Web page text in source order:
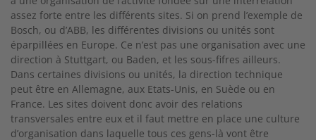
assez forte entre les différents sites. Si on prend l’exemple de
Bosch, ou d’ABB, les différentes divisions ou unités sont
éparpillées en Europe. Ce n’est pas une organisation avec une
direction à Stuttgart, ou Baden, et les sous-fifres ailleurs.
Dans certaines divisions ou unités, la direction technique
peut être en Allemagne, aux Etats-Unis, en Suède ou en
France. Les sites doivent donc avoir des relations
transversales entre eux et il faut mettre en place une culture
d’organisation dans laquelle tous ces gens-là vont être